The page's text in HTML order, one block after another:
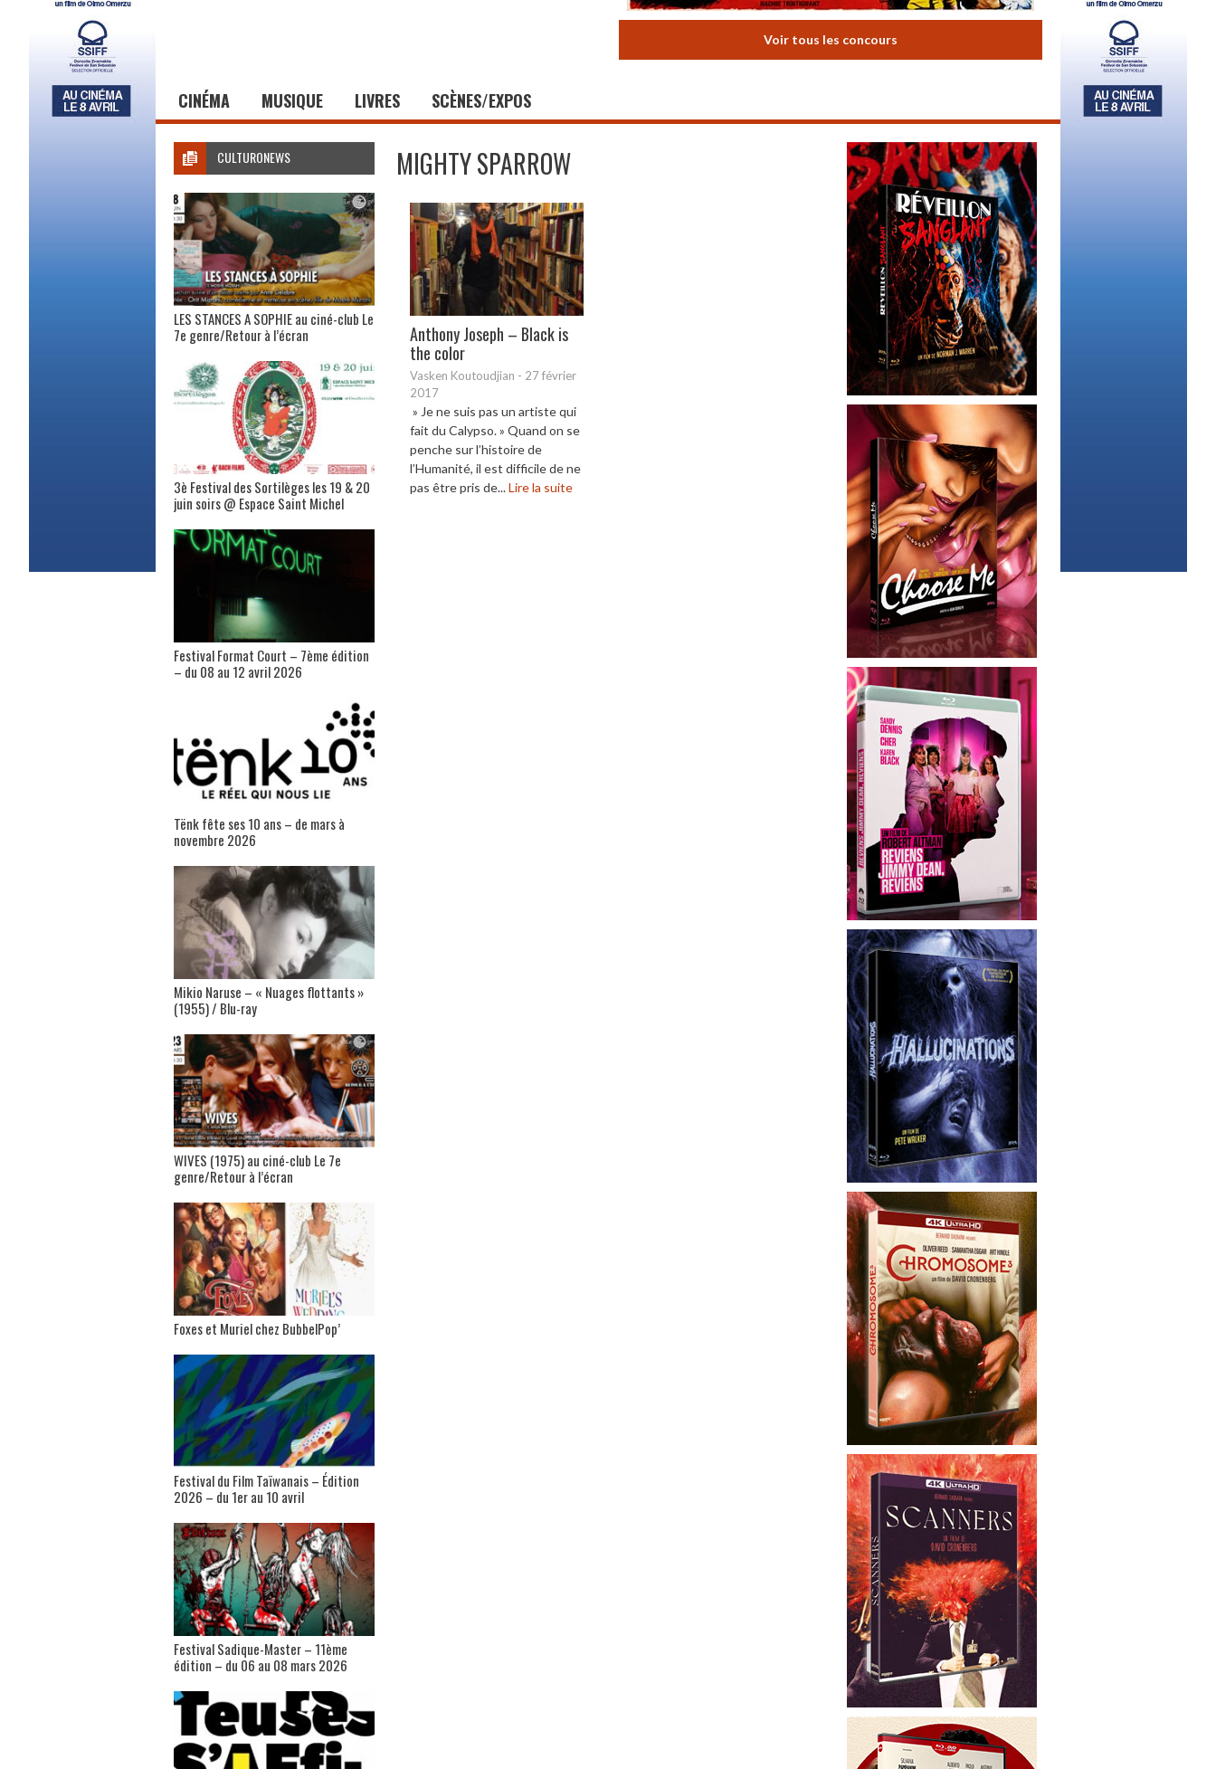
Voir tous les concours
CINÉMA MUSIQUE LIVRES SCÈNES/EXPOS
MIGHTY SPARROW
Anthony Joseph – Black is
the color
Vasken Koutoudjian - 27 février
2017
» Je ne suis pas un artiste qui
fait du Calypso. » Quand on se
penche sur l’histoire de
l’Humanité, il est difficile de ne
pas être pris de...Lire la suite
CULTURONEWS
LES STANCES A SOPHIE au ciné-club Le
7e genre/Retour à l’écran
3è Festival des Sortilèges les 19 & 20
juin soirs @ Espace Saint Michel
Festival Format Court – 7ème édition
– du 08 au 12 avril 2026
Tënk fête ses 10 ans – de mars à
novembre 2026
Mikio Naruse – « Nuages flottants »
(1955) / Blu-ray
WIVES (1975) au ciné-club Le 7e
genre/Retour à l’écran
Foxes et Muriel chez BubbelPop’
Festival du Film Taïwanais – Édition
2026 – du 1er au 10 avril
Festival Sadique-Master – 11ème
édition – du 06 au 08 mars 2026